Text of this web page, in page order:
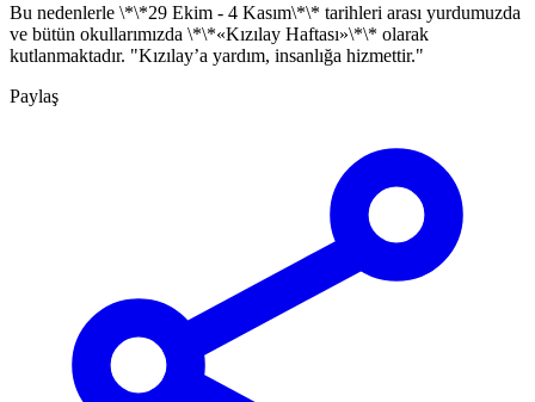
Bu nedenlerle \*\*29 Ekim - 4 Kasım\*\* tarihleri arası yurdumuzda
ve bütün okullarımızda \*\*«Kızılay Haftası»\*\* olarak
kutlanmaktadır. "Kızılay’a yardım, insanlığa hizmettir."
Paylaş